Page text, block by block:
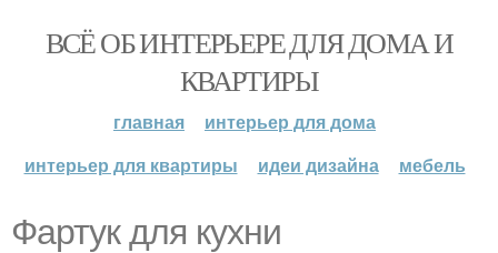
ВСЁ ОБ ИНТЕРЬЕРЕ ДЛЯ ДОМА И
КВАРТИРЫ
главная
интерьер для дома
интерьер для квартиры
идеи дизайна мебель
Фартук для кухни